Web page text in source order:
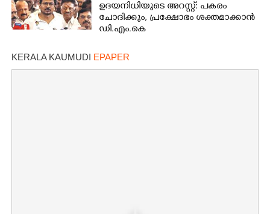
ഉദയനിധിയുടെ അറസ്റ്റ്: പകരം
ചോദിക്കും,​ പ്രക്ഷോഭം ശക്തമാക്കാൻ
ഡി.എം.കെ
KERALA KAUMUDI EPAPER